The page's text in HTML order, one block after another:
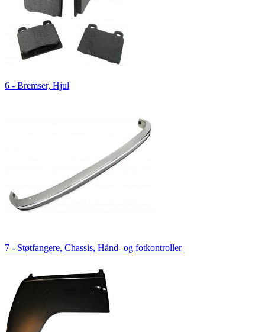
6 - Bremser, Hjul
7 - Støtfangere, Chassis, Hånd- og fotkontroller